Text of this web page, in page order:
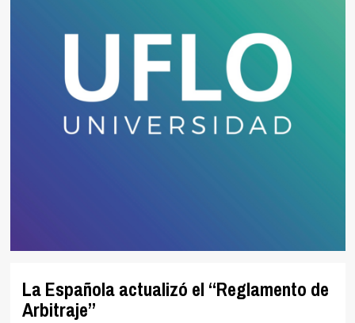
La Española actualizó el “Reglamento de
Arbitraje”